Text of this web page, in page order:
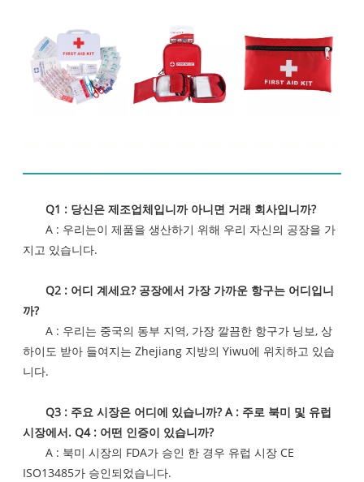
Q1 : 당신은 제조업체입니까 아니면 거래 회사입니까?
A : 우리는이 제품을 생산하기 위해 우리 자신의 공장을 가
지고 있습니다.
Q2 : 어디 계세요? 공장에서 가장 가까운 항구는 어디입니
까?
A : 우리는 중국의 동부 지역, 가장 깔끔한 항구가 닝보, 상
하이도 받아 들여지는 Zhejiang 지방의 Yiwu에 위치하고 있습
니다.
Q3 : 주요 시장은 어디에 있습니까? A : 주로 북미 및 유럽
시장에서. Q4 : 어떤 인증이 있습니까?
A : 북미 시장의 FDA가 승인 한 경우 유럽 시장 CE
ISO13485가 승인되었습니다.